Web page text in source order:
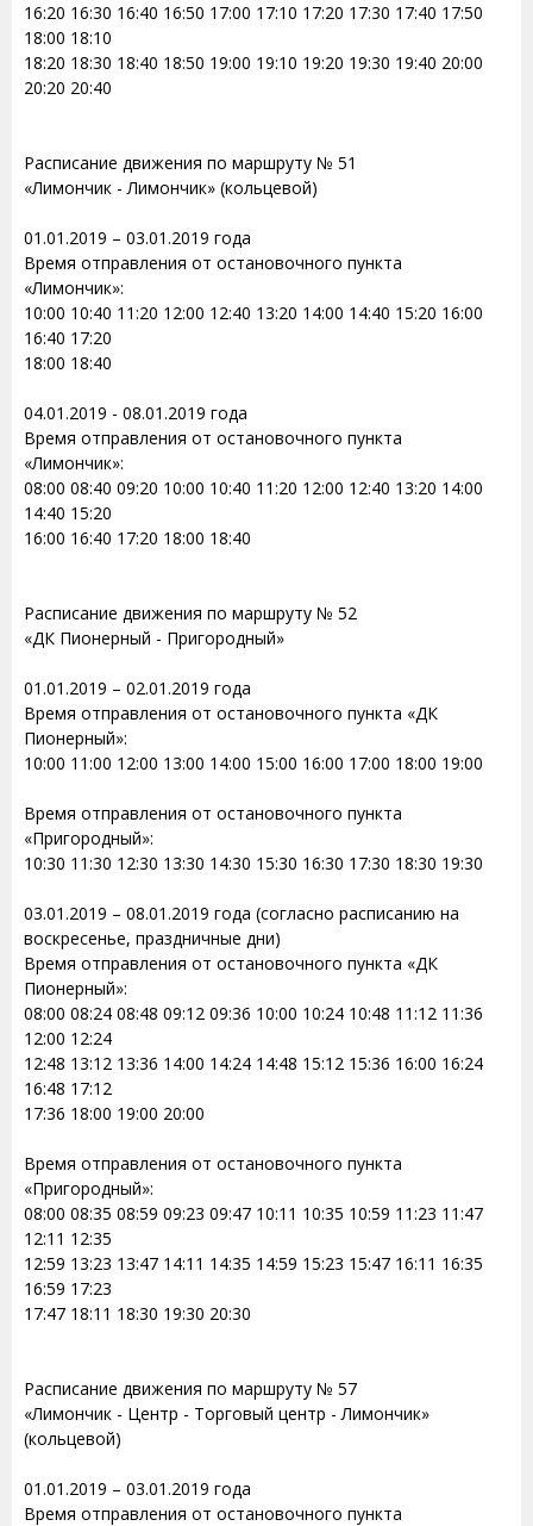
16:20 16:30 16:40 16:50 17:00 17:10 17:20 17:30 17:40 17:50
18:00 18:10
18:20 18:30 18:40 18:50 19:00 19:10 19:20 19:30 19:40 20:00
20:20 20:40
Расписание движения по маршруту № 51
«Лимончик - Лимончик» (кольцевой)
01.01.2019 – 03.01.2019 года
Время отправления от остановочного пункта
«Лимончик»:
10:00 10:40 11:20 12:00 12:40 13:20 14:00 14:40 15:20 16:00
16:40 17:20
18:00 18:40
04.01.2019 - 08.01.2019 года
Время отправления от остановочного пункта
«Лимончик»:
08:00 08:40 09:20 10:00 10:40 11:20 12:00 12:40 13:20 14:00
14:40 15:20
16:00 16:40 17:20 18:00 18:40
Расписание движения по маршруту № 52
«ДК Пионерный - Пригородный»
01.01.2019 – 02.01.2019 года
Время отправления от остановочного пункта «ДК
Пионерный»:
10:00 11:00 12:00 13:00 14:00 15:00 16:00 17:00 18:00 19:00
Время отправления от остановочного пункта
«Пригородный»:
10:30 11:30 12:30 13:30 14:30 15:30 16:30 17:30 18:30 19:30
03.01.2019 – 08.01.2019 года (согласно расписанию на
воскресенье, праздничные дни)
Время отправления от остановочного пункта «ДК
Пионерный»:
08:00 08:24 08:48 09:12 09:36 10:00 10:24 10:48 11:12 11:36
12:00 12:24
12:48 13:12 13:36 14:00 14:24 14:48 15:12 15:36 16:00 16:24
16:48 17:12
17:36 18:00 19:00 20:00
Время отправления от остановочного пункта
«Пригородный»:
08:00 08:35 08:59 09:23 09:47 10:11 10:35 10:59 11:23 11:47
12:11 12:35
12:59 13:23 13:47 14:11 14:35 14:59 15:23 15:47 16:11 16:35
16:59 17:23
17:47 18:11 18:30 19:30 20:30
Расписание движения по маршруту № 57
«Лимончик - Центр - Торговый центр - Лимончик»
(кольцевой)
01.01.2019 – 03.01.2019 года
Время отправления от остановочного пункта